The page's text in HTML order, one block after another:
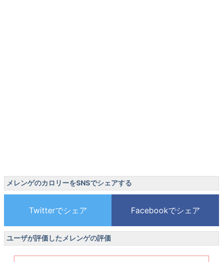
メレンゲのカロリーをSNSでシェアする
ユーザが評価したメレンゲの評価